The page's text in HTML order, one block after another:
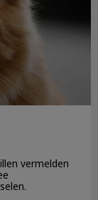
vermelden